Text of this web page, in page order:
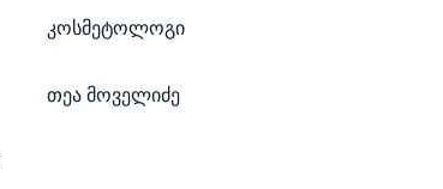
კოსმეტოლოგი
თეა მოველიძე